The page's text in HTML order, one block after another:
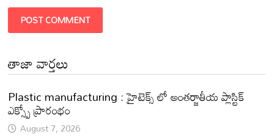
తాజా వార్తలు
Plastic manufacturing : హైటెక్స్ లో అంతర్జాతీయ ప్లాస్టిక్
ఎక్స్పో ప్రారంభం
August 7, 2026